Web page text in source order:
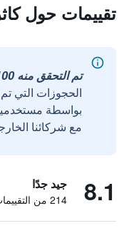
تقييمات حول
تم التحقق منه 100%
الحجوزات التي
مع شركائنا
8.1 جيد جدًا
214 من التقييمات تم التحقق منها